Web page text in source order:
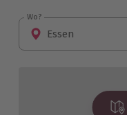
Wo?
Wo?